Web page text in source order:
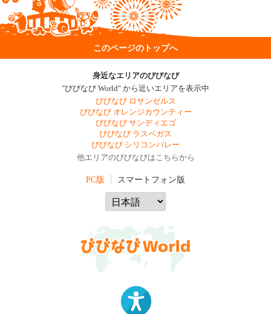
このページのトップへ
身近なエリアのびびなび
"びびなび World" から近いエリアを表示中
びびなび ロサンゼルス
びびなび オレンジカウンティー
びびなび サンディエゴ
びびなび ラスベガス
びびなび シリコンバレー
他エリアのびびなびはこちらから
PC版 スマートフォン版